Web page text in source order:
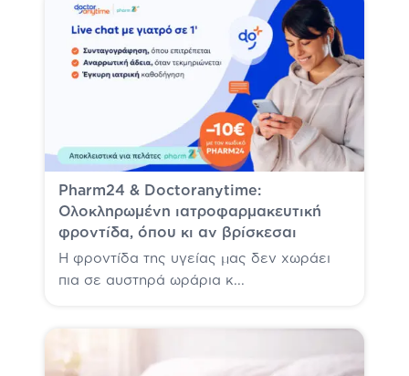
Pharm24 & Doctoranytime:
Ολοκληρωμένη ιατροφαρμακευτική
φροντίδα, όπου κι αν βρίσκεσαι
Η φροντίδα της υγείας μας δεν χωράει
πια σε αυστηρά ωράρια κ...